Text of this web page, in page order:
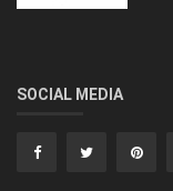
SOCIAL MEDIA